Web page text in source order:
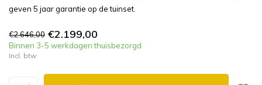
geven 5 jaar garantie op de tuinset.
€2.646,00 €2.199,00
Binnen 3-5 werkdagen thuisbezorgd
Incl. btw